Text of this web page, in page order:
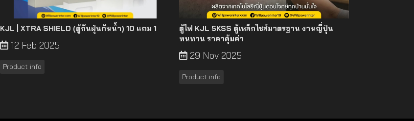
KJL | XTRA SHIELD (ตู้กันฝุ่นกันน้ำ) 10 แถม 1
12 Feb 2025
Product info
ตู้ไฟ KJL 5KSS ตู้เหล็กไซส์มาตรฐาน งานญี่ปุ่น
ทนทาน ราคาคุ้มค่า
29 Nov 2025
Product info